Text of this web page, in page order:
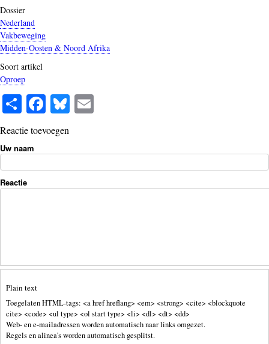
Dossier
Nederland
Vakbeweging
Midden-Oosten & Noord Afrika
Soort artikel
Oproep
S
ha
re
Fa
ce
bo
ok
Bl
ue
y
Reactie toevoegen
Uw naam
Reactie
Plain text
Toegelaten HTML-tags: <a href hreflang> <em> <strong> <cite> <blockquote
cite> <code> <ul type> <ol start type> <li> <dl> <dt> <dd>
Web- en e-mailadressen worden automatisch naar links omgezet.
Regels en alinea's worden automatisch gesplitst.